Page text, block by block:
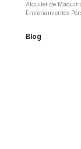
Alquiler de
Entrenamientos
Blog